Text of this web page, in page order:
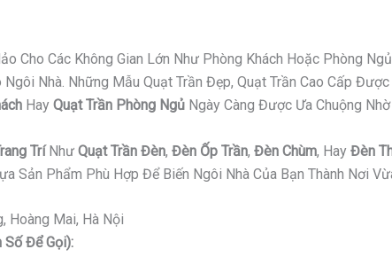
Cho Các Không Gian Lớn Như Phòng Khách Hoặc Phòng
Nhà. Những Mẫu Quạt Trần Đẹp, Quạt Trần Cao Cấp
Hay Quạt Trần Phòng Ngủ Ngày Càng Được Ưa Chuộng
TríNhư Quạt Trần Đèn, Đèn Ốp Trần, Đèn Chùm, Hay Đèn
Sản Phẩm Phù Hợp Để Biến Ngôi Nhà Của Bạn Thành Nơi
Hoàng Mai, Hà Nội
Số Để Gọi):